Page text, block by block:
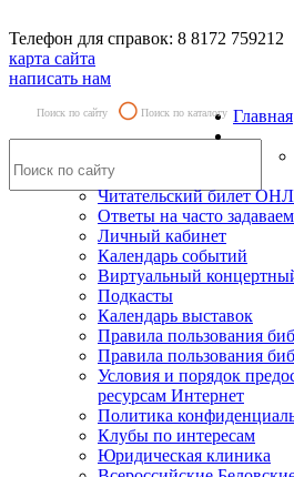
Телефон для справок: 8 8172 759212
карта сайта
написать нам
Поиск по сайту Поиск по каталогу Главная
Читательский билет
Ответы на часто
Личный кабинет
Календарь событий
Виртуальный
Подкасты
Календарь выставок
Правила пользования
Правила пользования
Условия и порядок
ресурсам Интернет
Политика
Клубы по интересам
Юридическая клиника